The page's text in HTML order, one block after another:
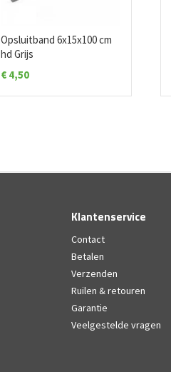
Opsluitband 6x15x100 cm
hd Grijs
€ 4,50
Klantenservice
Contact
Betalen
Verzenden
Ruilen & retouren
Garantie
Veelgestelde vragen